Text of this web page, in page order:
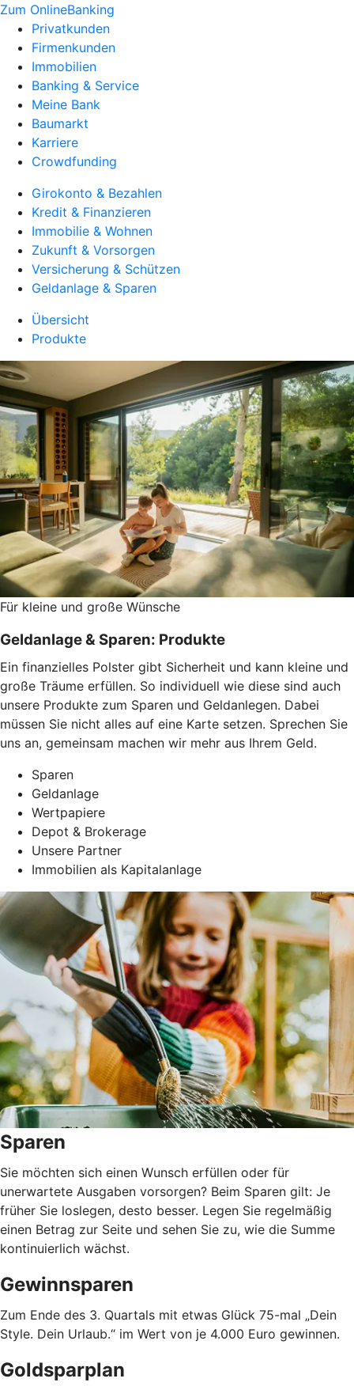
Zum OnlineBanking
Privatkunden
Firmenkunden
Immobilien
Banking & Service
Meine Bank
Baumarkt
Karriere
Crowdfunding
Girokonto & Bezahlen
Kredit & Finanzieren
Immobilie & Wohnen
Zukunft & Vorsorgen
Versicherung & Schützen
Geldanlage & Sparen
Übersicht
Produkte
Für kleine und große Wünsche
Geldanlage & Sparen: Produkte
Ein finanzielles Polster gibt Sicherheit und kann kleine und
große Träume erfüllen. So individuell wie diese sind auch
unsere Produkte zum Sparen und Geldanlegen. Dabei
müssen Sie nicht alles auf eine Karte setzen. Sprechen Sie
uns an, gemeinsam machen wir mehr aus Ihrem Geld.
Sparen
Geldanlage
Wertpapiere
Depot & Brokerage
Unsere Partner
Immobilien als Kapitalanlage
Sparen
Sie möchten sich einen Wunsch erfüllen oder für
unerwartete Ausgaben vorsorgen? Beim Sparen gilt: Je
früher Sie loslegen, desto besser. Legen Sie regelmäßig
einen Betrag zur Seite und sehen Sie zu, wie die Summe
kontinuierlich wächst.
Gewinnsparen
Zum Ende des 3. Quartals mit etwas Glück 75-mal „Dein
Style. Dein Urlaub.“ im Wert von je 4.000 Euro gewinnen.
Goldsparplan